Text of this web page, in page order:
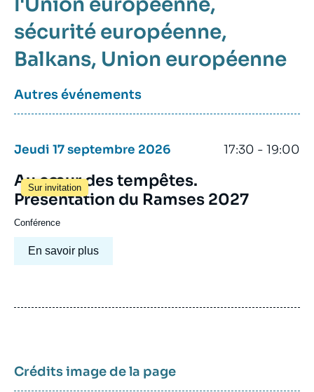
sécurité européenne
Balkans Union européenne
Autres événements
Jeudi 17 septembre 2026 17:30 - 19:00
Sur invitation
Au cœur des tempêtes.
Présentation du Ramses 2027
Conférence
En savoir plus
Crédits image de la page